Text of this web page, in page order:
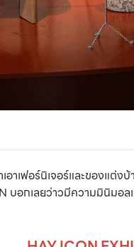
อาเฟอร์นิเจอร์และของแต่
บอกเลยว่าวมีความมินิมอ